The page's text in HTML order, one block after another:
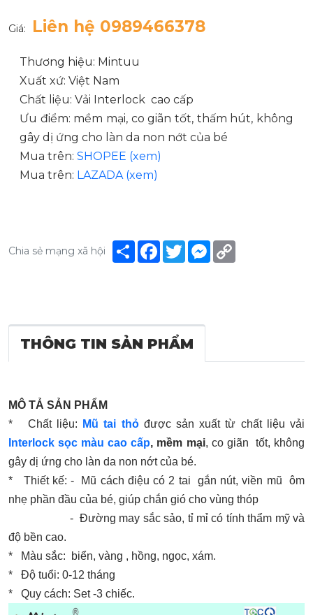
Giá: Liên hệ 0989466378
Thương hiệu: Mintuu
Xuất xứ: Việt Nam
Chất liệu: Vải Interlock cao cấp
Ưu điểm: mềm mại, co giãn tốt, thấm hút, không
gây dị ứng cho làn da non nớt của bé
Mua trên: SHOPEE (xem)
Mua trên: LAZADA (xem)
Chia sẻ mạng xã hội Share Facebook
TwitterMessenger
THÔNG TIN SẢN PHẨM
MÔ TẢ SẢN PHẨM
* Chất liệu:
Mũ tai thỏđược sản xuất từ chất liệu vải
Interlock sọc màu cao cấp, mềm mại, co giãn tốt, không
gây dị ứng cho làn da non nớt của bé.
* Thiết kế: - Mũ cách điệu có 2 tai gắn nút, viền mũ ôm
nhẹ phần đầu của bé, giúp chắn gió cho vùng thóp
- Đường may sắc sảo, tỉ mỉ có tính thẩm mỹ và
độ bền cao.
* Màu sắc: biển, vàng , hồng, ngọc, xám.
* Độ tuổi: 0-12 tháng
* Quy cách: Set -3 chiếc.